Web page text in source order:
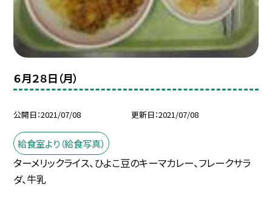
６月２８日（月）
公開日 2021/07/08 更新日 2021/07/08
給食室より（給食写真）
ターメリックライス、ひよこ豆のキーマカレー、フレークサラ
ダ、牛乳